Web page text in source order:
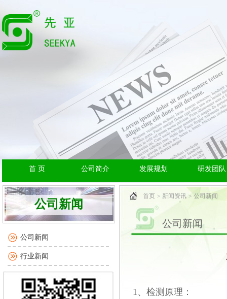
首 页 公司简介 发展规划 研发团队
公司新闻
公司新闻
行业新闻
首页 新闻资讯 公司新闻
公司新闻
1、检测原理：